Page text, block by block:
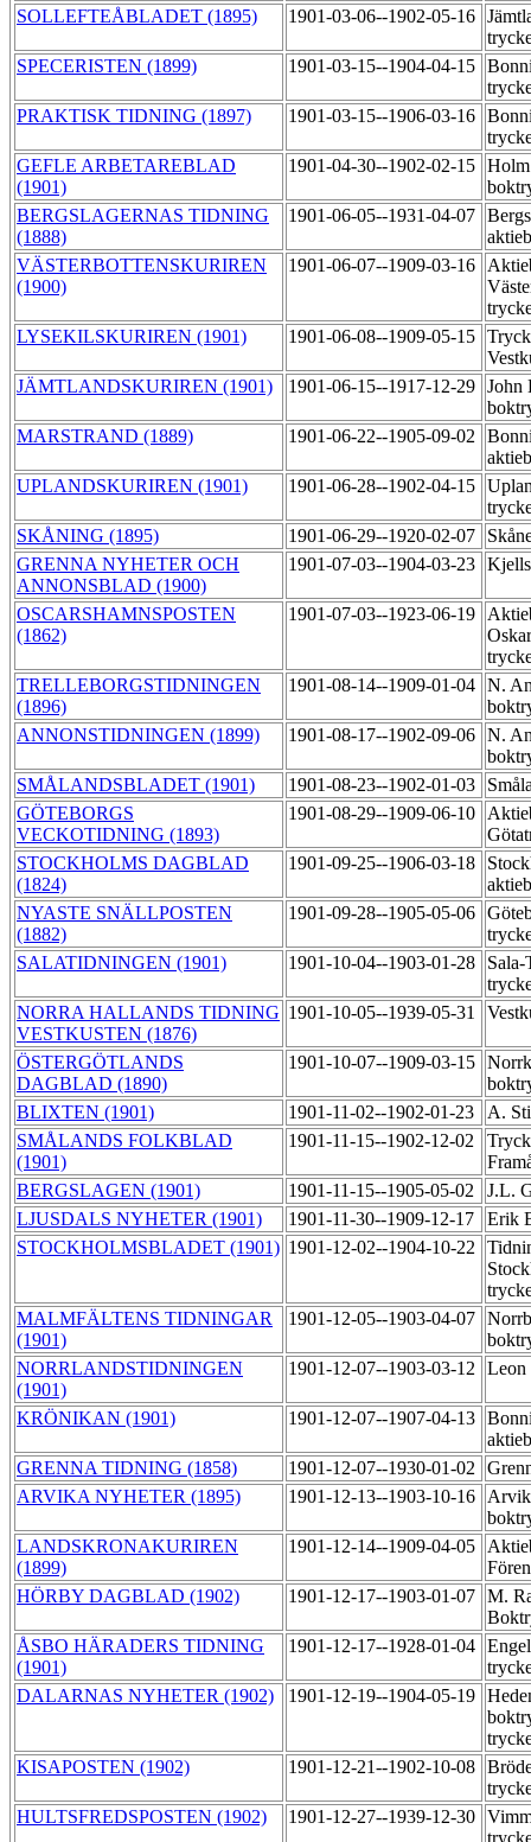
SOLLEFTEÅBLADET (1895) 1901-03-06--1902-05-16
SPECERISTEN (1899)
1901-03-15--1904-04-15
PRAKTISK TIDNING (1897)
1901-03-15--1906-03-16
GEFLE ARBETAREBLAD
(1901)
1901-04-30--1902-02-15
BERGSLAGERNAS TIDNING
(1888)
1901-06-05--1931-04-07
VÄSTERBOTTENSKURIREN
(1900)
1901-06-07--1909-03-16
LYSEKILSKURIREN (1901)
1901-06-08--1909-05-15
JÄMTLANDSKURIREN (1901)
1901-06-15--1917-12-29 John
MARSTRAND (1889)
1901-06-22--1905-09-02
UPLANDSKURIREN (1901)
1901-06-28--1902-04-15
SKÅNING (1895)
1901-06-29--1920-02-07
GRENNA NYHETER OCH
ANNONSBLAD (1900)
1901-07-03--1904-03-23
OSCARSHAMNSPOSTEN
(1862)
1901-07-03--1923-06-19
TRELLEBORGSTIDNINGEN
(1896)
1901-08-14--1909-01-04 N.
ANNONSTIDNINGEN (1899)
1901-08-17--1902-09-06 N.
SMÅLANDSBLADET (1901)
1901-08-23--1902-01-03
GÖTEBORGS
VECKOTIDNING (1893)
1901-08-29--1909-06-10
STOCKHOLMS DAGBLAD
(1824)
1901-09-25--1906-03-18
NYASTE SNÄLLPOSTEN
(1882)
1901-09-28--1905-05-06
SALATIDNINGEN (1901)
1901-10-04--1903-01-28
Sala-
NORRA HALLANDS TIDNING
VESTKUSTEN (1876)
1901-10-05--1939-05-31
ÖSTERGÖTLANDS
DAGBLAD (1890)
1901-10-07--1909-03-15
BLIXTEN (1901)
1901-11-02--1902-01-23
A.
SMÅLANDS FOLKBLAD
(1901)
1901-11-15--1902-12-02
BERGSLAGEN (1901)
1901-11-15--1905-05-02
J.L.
LJUSDALS NYHETER (1901)
1901-11-30--1909-12-17
Erik
STOCKHOLMSBLADET (1901) 1901-12-02--1904-10-22
MALMFÄLTENS TIDNINGAR
(1901)
1901-12-05--1903-04-07
NORRLANDSTIDNINGEN
(1901)
1901-12-07--1903-03-12 Leon
KRÖNIKAN (1901) 1901-12-07--1907-04-13
GRENNA TIDNING (1858)
1901-12-07--1930-01-02
ARVIKA NYHETER (1895)
1901-12-13--1903-10-16
LANDSKRONAKURIREN
(1899)
1901-12-14--1909-04-05
HÖRBY DAGBLAD (1902)
1901-12-17--1903-01-07 M.
ÅSBO HÄRADERS TIDNING
(1901)
1901-12-17--1928-01-04
DALARNAS NYHETER (1902)
1901-12-19--1904-05-19
KISAPOSTEN (1902)
1901-12-21--1902-10-08
HULTSFREDSPOSTEN (1902)
1901-12-27--1939-12-30